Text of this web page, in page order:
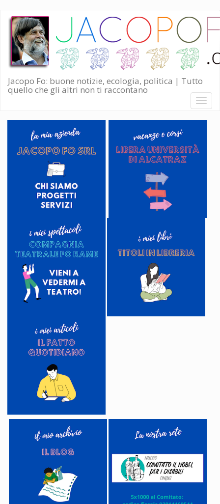
Salta
contenuto
principale
Jacopo Fo: buone notizie, ecologia, politica | Tutto
quello che gli altri non ti raccontano
Toggle